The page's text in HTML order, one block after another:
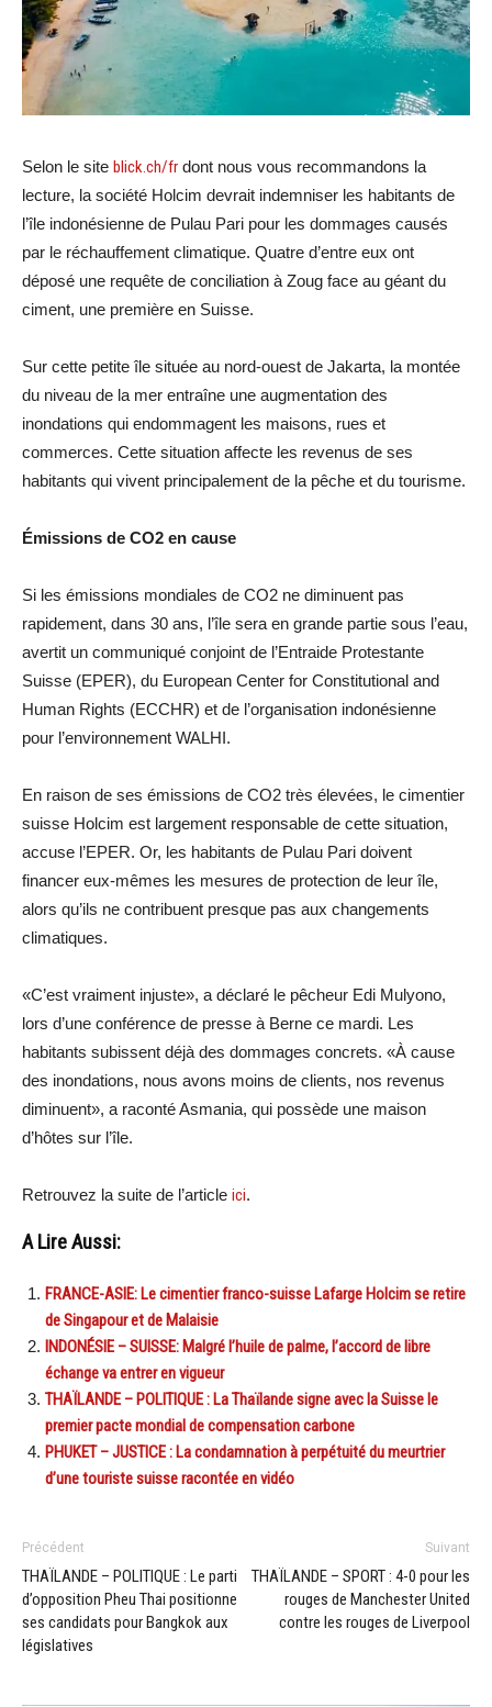
Selon le site blick.ch/fr dont nous vous recommandons la
lecture, la société Holcim devrait indemniser les habitants de
l’île indonésienne de Pulau Pari pour les dommages causés
par le réchauffement climatique. Quatre d’entre eux ont
déposé une requête de conciliation à Zoug face au géant du
ciment, une première en Suisse.
Sur cette petite île située au nord-ouest de Jakarta, la montée
du niveau de la mer entraîne une augmentation des
inondations qui endommagent les maisons, rues et
commerces. Cette situation affecte les revenus de ses
habitants qui vivent principalement de la pêche et du tourisme.
Émissions de CO2 en cause
Si les émissions mondiales de CO2 ne diminuent pas
rapidement, dans 30 ans, l’île sera en grande partie sous l’eau,
avertit un communiqué conjoint de l’Entraide Protestante
Suisse (EPER), du European Center for Constitutional and
Human Rights (ECCHR) et de l’organisation indonésienne
pour l’environnement WALHI.
En raison de ses émissions de CO2 très élevées, le cimentier
suisse Holcim est largement responsable de cette situation,
accuse l’EPER. Or, les habitants de Pulau Pari doivent
financer eux-mêmes les mesures de protection de leur île,
alors qu’ils ne contribuent presque pas aux changements
climatiques.
«C’est vraiment injuste», a déclaré le pêcheur Edi Mulyono,
lors d’une conférence de presse à Berne ce mardi. Les
habitants subissent déjà des dommages concrets. «À cause
des inondations, nous avons moins de clients, nos revenus
diminuent», a raconté Asmania, qui possède une maison
d’hôtes sur l’île.
Retrouvez la suite de l’article ici.
A Lire Aussi:
FRANCE-ASIE: Le cimentier franco-suisse Lafarge Holcim se retire
de Singapour et de Malaisie
INDONÉSIE – SUISSE: Malgré l’huile de palme, l’accord de libre
échange va entrer en vigueur
THAÏLANDE – POLITIQUE : La Thaïlande signe avec la Suisse le
premier pacte mondial de compensation carbone
PHUKET – JUSTICE : La condamnation à perpétuité du meurtrier
d’une touriste suisse racontée en vidéo
Précédent
THAÏLANDE – POLITIQUE : Le parti
d’opposition Pheu Thai positionne
ses candidats pour Bangkok aux
législatives
Suivant
THAÏLANDE – SPORT : 4-0 pour les
rouges de Manchester United
contre les rouges de Liverpool